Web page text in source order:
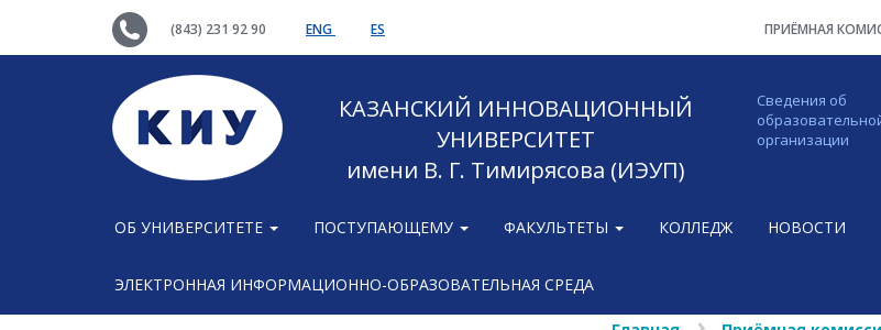
(843) 231 92 90 ENG ES ПРИЁМНАЯ
КАЗАНСКИЙ ИННОВАЦИОННЫЙ
УНИВЕРСИТЕТ
имени В. Г. Тимирясова (ИЭУП)
Сведения об
организации
ОБ УНИВЕРСИТЕТЕ ПОСТУПАЮЩЕМУ ФАКУЛЬТЕТЫ КОЛЛЕДЖ НОВОСТИ
ЭЛЕКТРОННАЯ ИНФОРМАЦИОННО-ОБРАЗОВАТЕЛЬНАЯ СРЕДА